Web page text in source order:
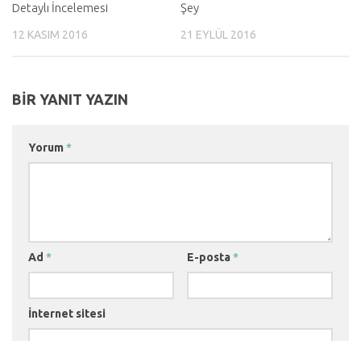
Detaylı İncelemesi
12 KASIM 2016
Şey
21 EYLÜL 2016
BIR YANIT YAZIN
Yorum *
Ad * E-posta *
İnternet sitesi